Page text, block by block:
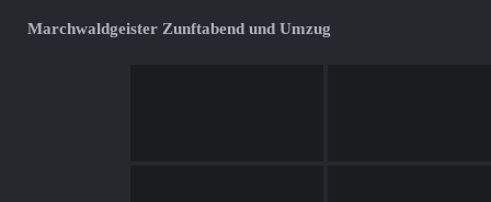
Marchwaldgeister Zunftabend und Umzug